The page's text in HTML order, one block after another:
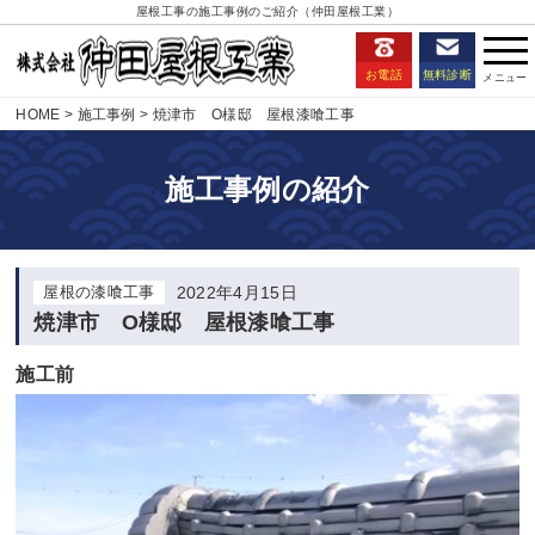
屋根工事の施工事例のご紹介（仲田屋根工業）
お電話 無料診断
HOME 施工事例 焼津市 O様邸 屋根漆喰工事
施工事例の紹介
屋根の漆喰工事 2022年4月15日
焼津市 O様邸 屋根漆喰工事
施工前